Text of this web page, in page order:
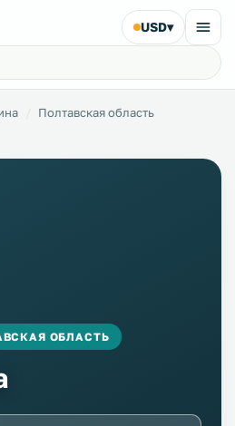
USD▾
Полтавская область
ОБЛАСТЬ